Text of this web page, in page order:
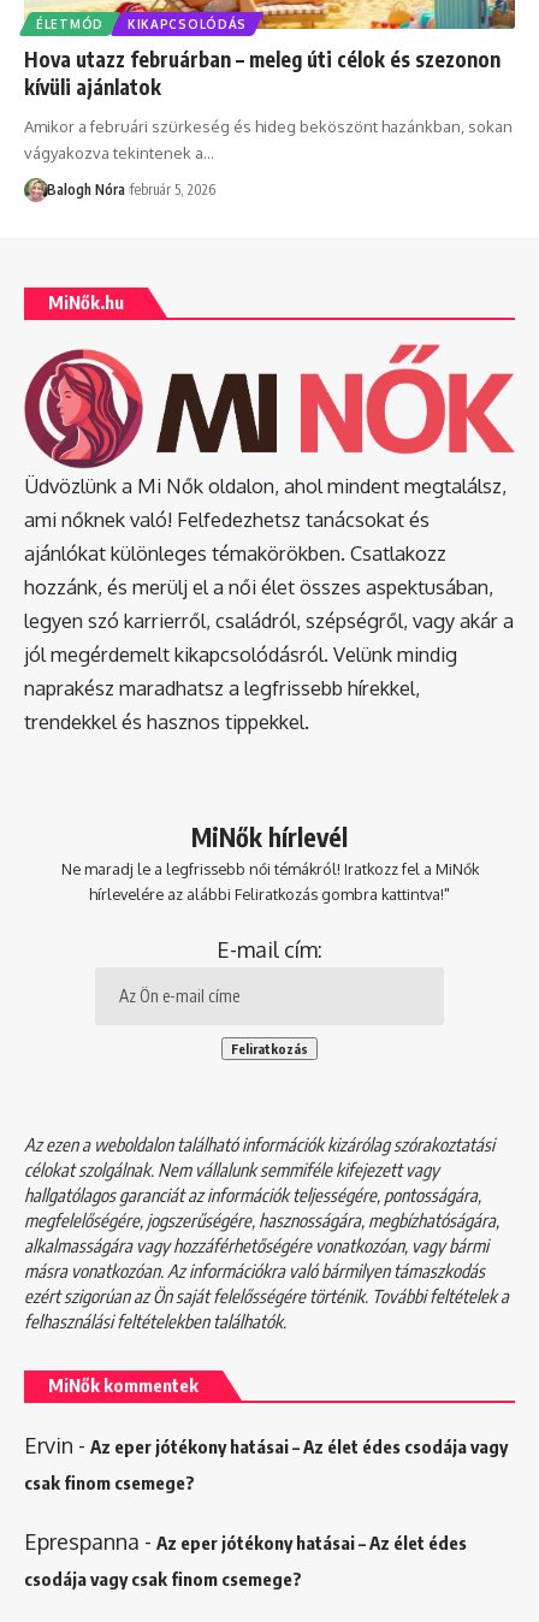
ÉLETMÓD KIKAPCSOLÓDÁS
Hova utazz februárban – meleg úti célok és szezonon
kívüli ajánlatok
Amikor a februári szürkeség és hideg beköszönt hazánkban, sokan
vágyakozva tekintenek a…
Balogh Nóra február 5, 2026
MiNők.hu
Üdvözlünk a Mi Nők oldalon, ahol mindent megtalálsz,
ami nőknek való! Felfedezhetsz tanácsokat és
ajánlókat különleges témakörökben. Csatlakozz
hozzánk, és merülj el a női élet összes aspektusában,
legyen szó karrierről, családról, szépségről, vagy akár a
jól megérdemelt kikapcsolódásról. Velünk mindig
naprakész maradhatsz a legfrissebb hírekkel,
trendekkel és hasznos tippekkel.
MiNők hírlevél
Ne maradj le a legfrissebb női témákról! Iratkozz fel a MiNők
hírlevelére az alábbi Feliratkozás gombra kattintva!"
E-mail cím:
Az ezen a weboldalon található információk kizárólag szórakoztatási
célokat szolgálnak. Nem vállalunk semmiféle kifejezett vagy
hallgatólagos garanciát az információk teljességére, pontosságára,
megfelelőségére, jogszerűségére, hasznosságára, megbízhatóságára,
alkalmasságára vagy hozzáférhetőségére vonatkozóan, vagy bármi
másra vonatkozóan. Az információkra való bármilyen támaszkodás
ezért szigorúan az Ön saját felelősségére történik. További feltételek a
felhasználási feltételekbentalálhatók.
MiNők kommentek
Ervin - Az eper jótékony hatásai – Az élet édes csodája vagy
csak finom csemege?
Eprespanna - Az eper jótékony hatásai – Az élet édes
csodája vagy csak finom csemege?